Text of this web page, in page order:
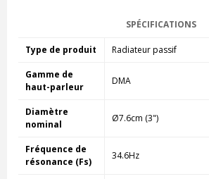
SPÉCIFICATIONS
Type de produit Radiateur passif
Gamme de
haut-parleur
DMA
Diamètre
nominal
Ø7.6cm (3")
Fréquence de
résonance (Fs)
34.6Hz